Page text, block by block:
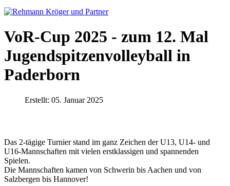
VoR-Cup 2025 - zum 12. Mal
Jugendspitzenvolleyball in
Paderborn
Erstellt: 05. Januar 2025
Das 2-tägige Turnier stand im ganz Zeichen der U13, U14- und
U16-Mannschaften mit vielen erstklassigen und spannenden
Spielen.
Die Mannschaften kamen von Schwerin bis Aachen und von
Salzbergen bis Hannover!